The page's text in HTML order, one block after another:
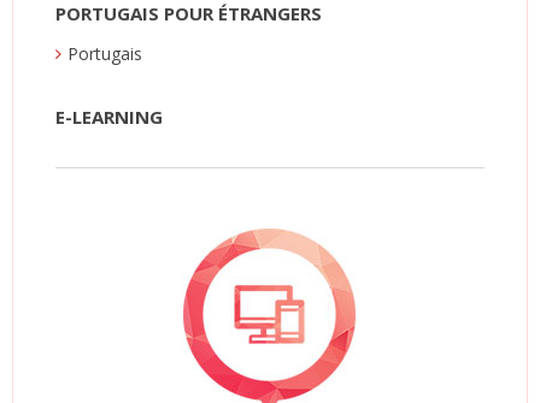
PORTUGAIS POUR ÉTRANGERS
Portugais
E-LEARNING